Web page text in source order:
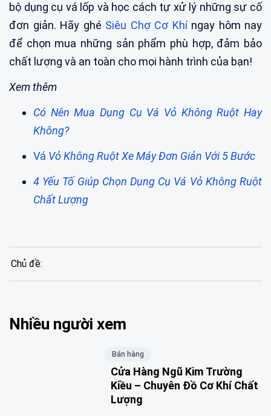
bộ dụng cụ vá lốp và học cách tự xử lý những sự cố
đơn giản. Hãy ghé Siêu Chợ Cơ Khíngay hôm nay
để chọn mua những sản phẩm phù hợp, đảm bảo
chất lượng và an toàn cho mọi hành trình của bạn!
Xem thêm
Có Nên Mua Dụng Cụ Vá Vỏ Không Ruột Hay
Không?
Vá Vỏ Không Ruột Xe Máy Đơn Giản Với 5 Bước
4 Yếu Tố Giúp Chọn Dụng Cụ Vá Vỏ Không Ruột
Chất Lượng
Chủ đề:
Nhiều người xem
Bán hàng
Cửa Hàng Ngũ Kim Trường
Kiều – Chuyên Đồ Cơ Khí Chất
Lượng